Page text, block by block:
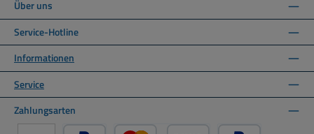
Über uns
Service-Hotline
Informationen
Service
Zahlungsarten